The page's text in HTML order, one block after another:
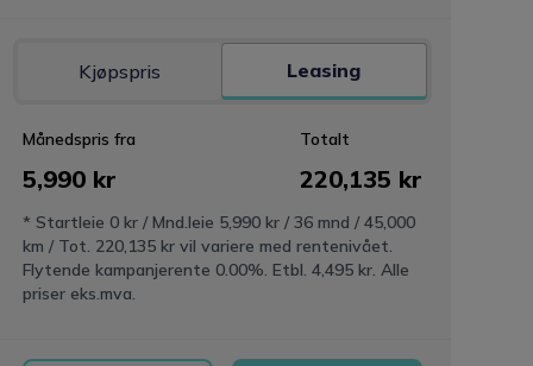
Kjøpspris Leasing
Månedspris fra
5,990 kr
Totalt
220,135 kr
* Startleie 0 kr / Mnd.leie 5,990 kr / 36 mnd / 45,000
km / Tot. 220,135 kr vil variere med rentenivået.
Flytende kampanjerente 0.00%. Etbl. 4,495 kr. Alle
priser eks.mva.